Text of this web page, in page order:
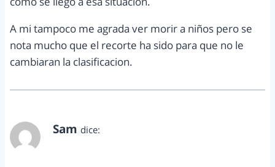
A mi tampoco me agrada ver morir a niños pero se
nota mucho que el recorte ha sido para que no le
cambiaran la clasificacion.
Sam dice: